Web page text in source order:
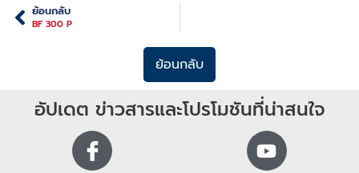
MAGMALIFE
(Crown) ได้ตั้งแต่ -2.5% ถึง +4.5% มีระบบยกเกลียวลำเลียงแบบ
ไฮดรอลิกเป็นมาตรฐาน และโดดเด่นด้วยระบบ
เคลื่อนที่ปรับตำแหน่งได้ด้วยระบบไฮดรอลิก
ช่วยเพิ่มความสะดวกและทัศนวิสัยที่ดีเยี่ยมให้กับผู้
ย้อนกลับ
BF 300 P
ย้อนกลับ
อัปเดต ข่าวสารและโปรโมชันที่น่าสนใจ